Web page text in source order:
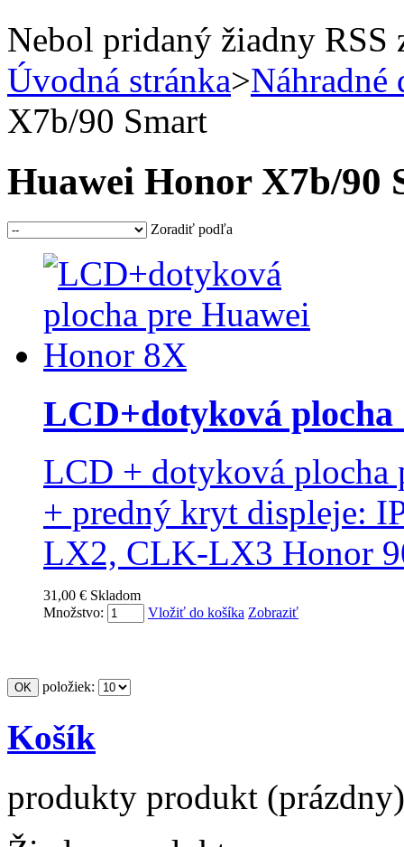
Nebol pridaný žiadny RSS
Úvodná stránka>Náhradné
X7b/90 Smart
Huawei Honor X7b/90
Zoradiť podľa
LCD+dotyková plocha
LCD + dotyková plocha
+ predný kryt displeje:
LX2, CLK-LX3 Honor
31,00 € Skladom
Množstvo:
Vložiť do košíka Zobraziť
položiek:
Košík
produkty produkt (prázdny)